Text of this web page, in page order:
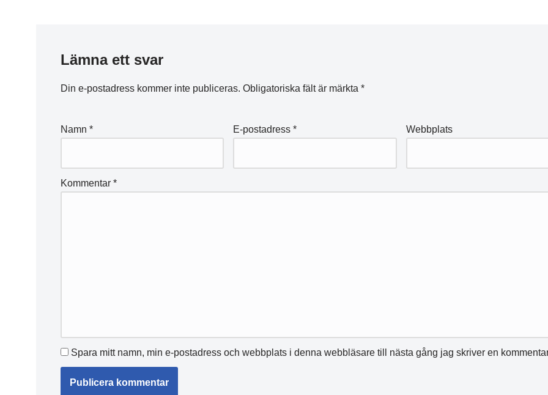
Lämna ett svar
Din e-postadress kommer inte publiceras. Obligatoriska fält är märkta *
Namn * E-postadress* Webbplats
Kommentar *
Spara mitt namn, min e-postadress och webbplats i denna webbläsare till nästa gång jag skriver en